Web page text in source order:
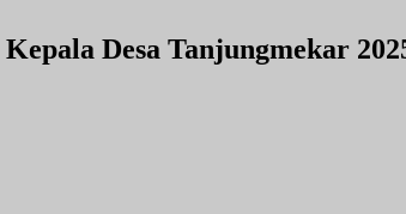
Desa Tanjungmekar